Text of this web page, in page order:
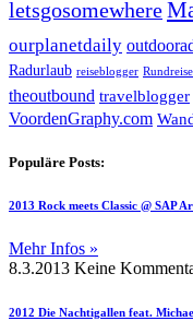
letsgosomewhere
ourplanetdaily
Radurlaub reiseblogger Rundreise
theoutbound travelblogger
VoordenGraphy.com
Populäre Posts:
2013 Rock meets Classic @ SAP
Mehr Infos »
8.3.2013 Keine
2012 Die Nachtigallen feat.